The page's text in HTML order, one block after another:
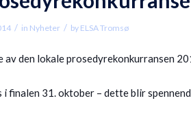
/ in Nyheter / by ELSA Tromsø
av den lokale prosedyrekonkurransen
i finalen 31. oktober – dette blir